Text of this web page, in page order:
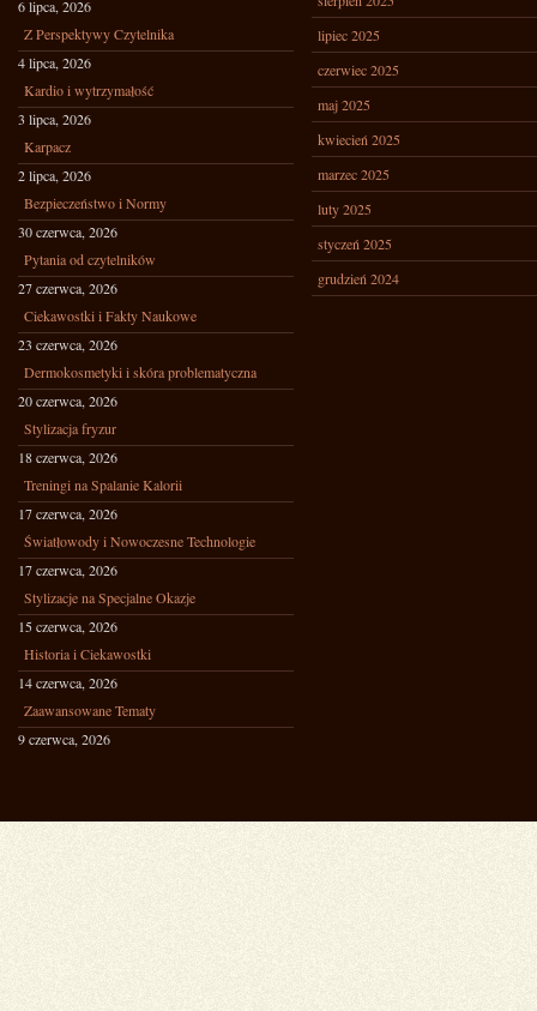
6 lipca, 2026
Z Perspektywy Czytelnika
4 lipca, 2026
Kardio i wytrzymałość
3 lipca, 2026
Karpacz
2 lipca, 2026
Bezpieczeństwo i Normy
30 czerwca, 2026
Pytania od czytelników
27 czerwca, 2026
Ciekawostki i Fakty Naukowe
23 czerwca, 2026
Dermokosmetyki i skóra problematyczna
20 czerwca, 2026
Stylizacja fryzur
18 czerwca, 2026
Treningi na Spalanie Kalorii
17 czerwca, 2026
Światłowody i Nowoczesne Technologie
17 czerwca, 2026
Stylizacje na Specjalne Okazje
15 czerwca, 2026
Historia i Ciekawostki
14 czerwca, 2026
Zaawansowane Tematy
9 czerwca, 2026
lipiec 2025
czerwiec 2025
maj 2025
kwiecień 2025
marzec 2025
luty 2025
styczeń 2025
grudzień 2024